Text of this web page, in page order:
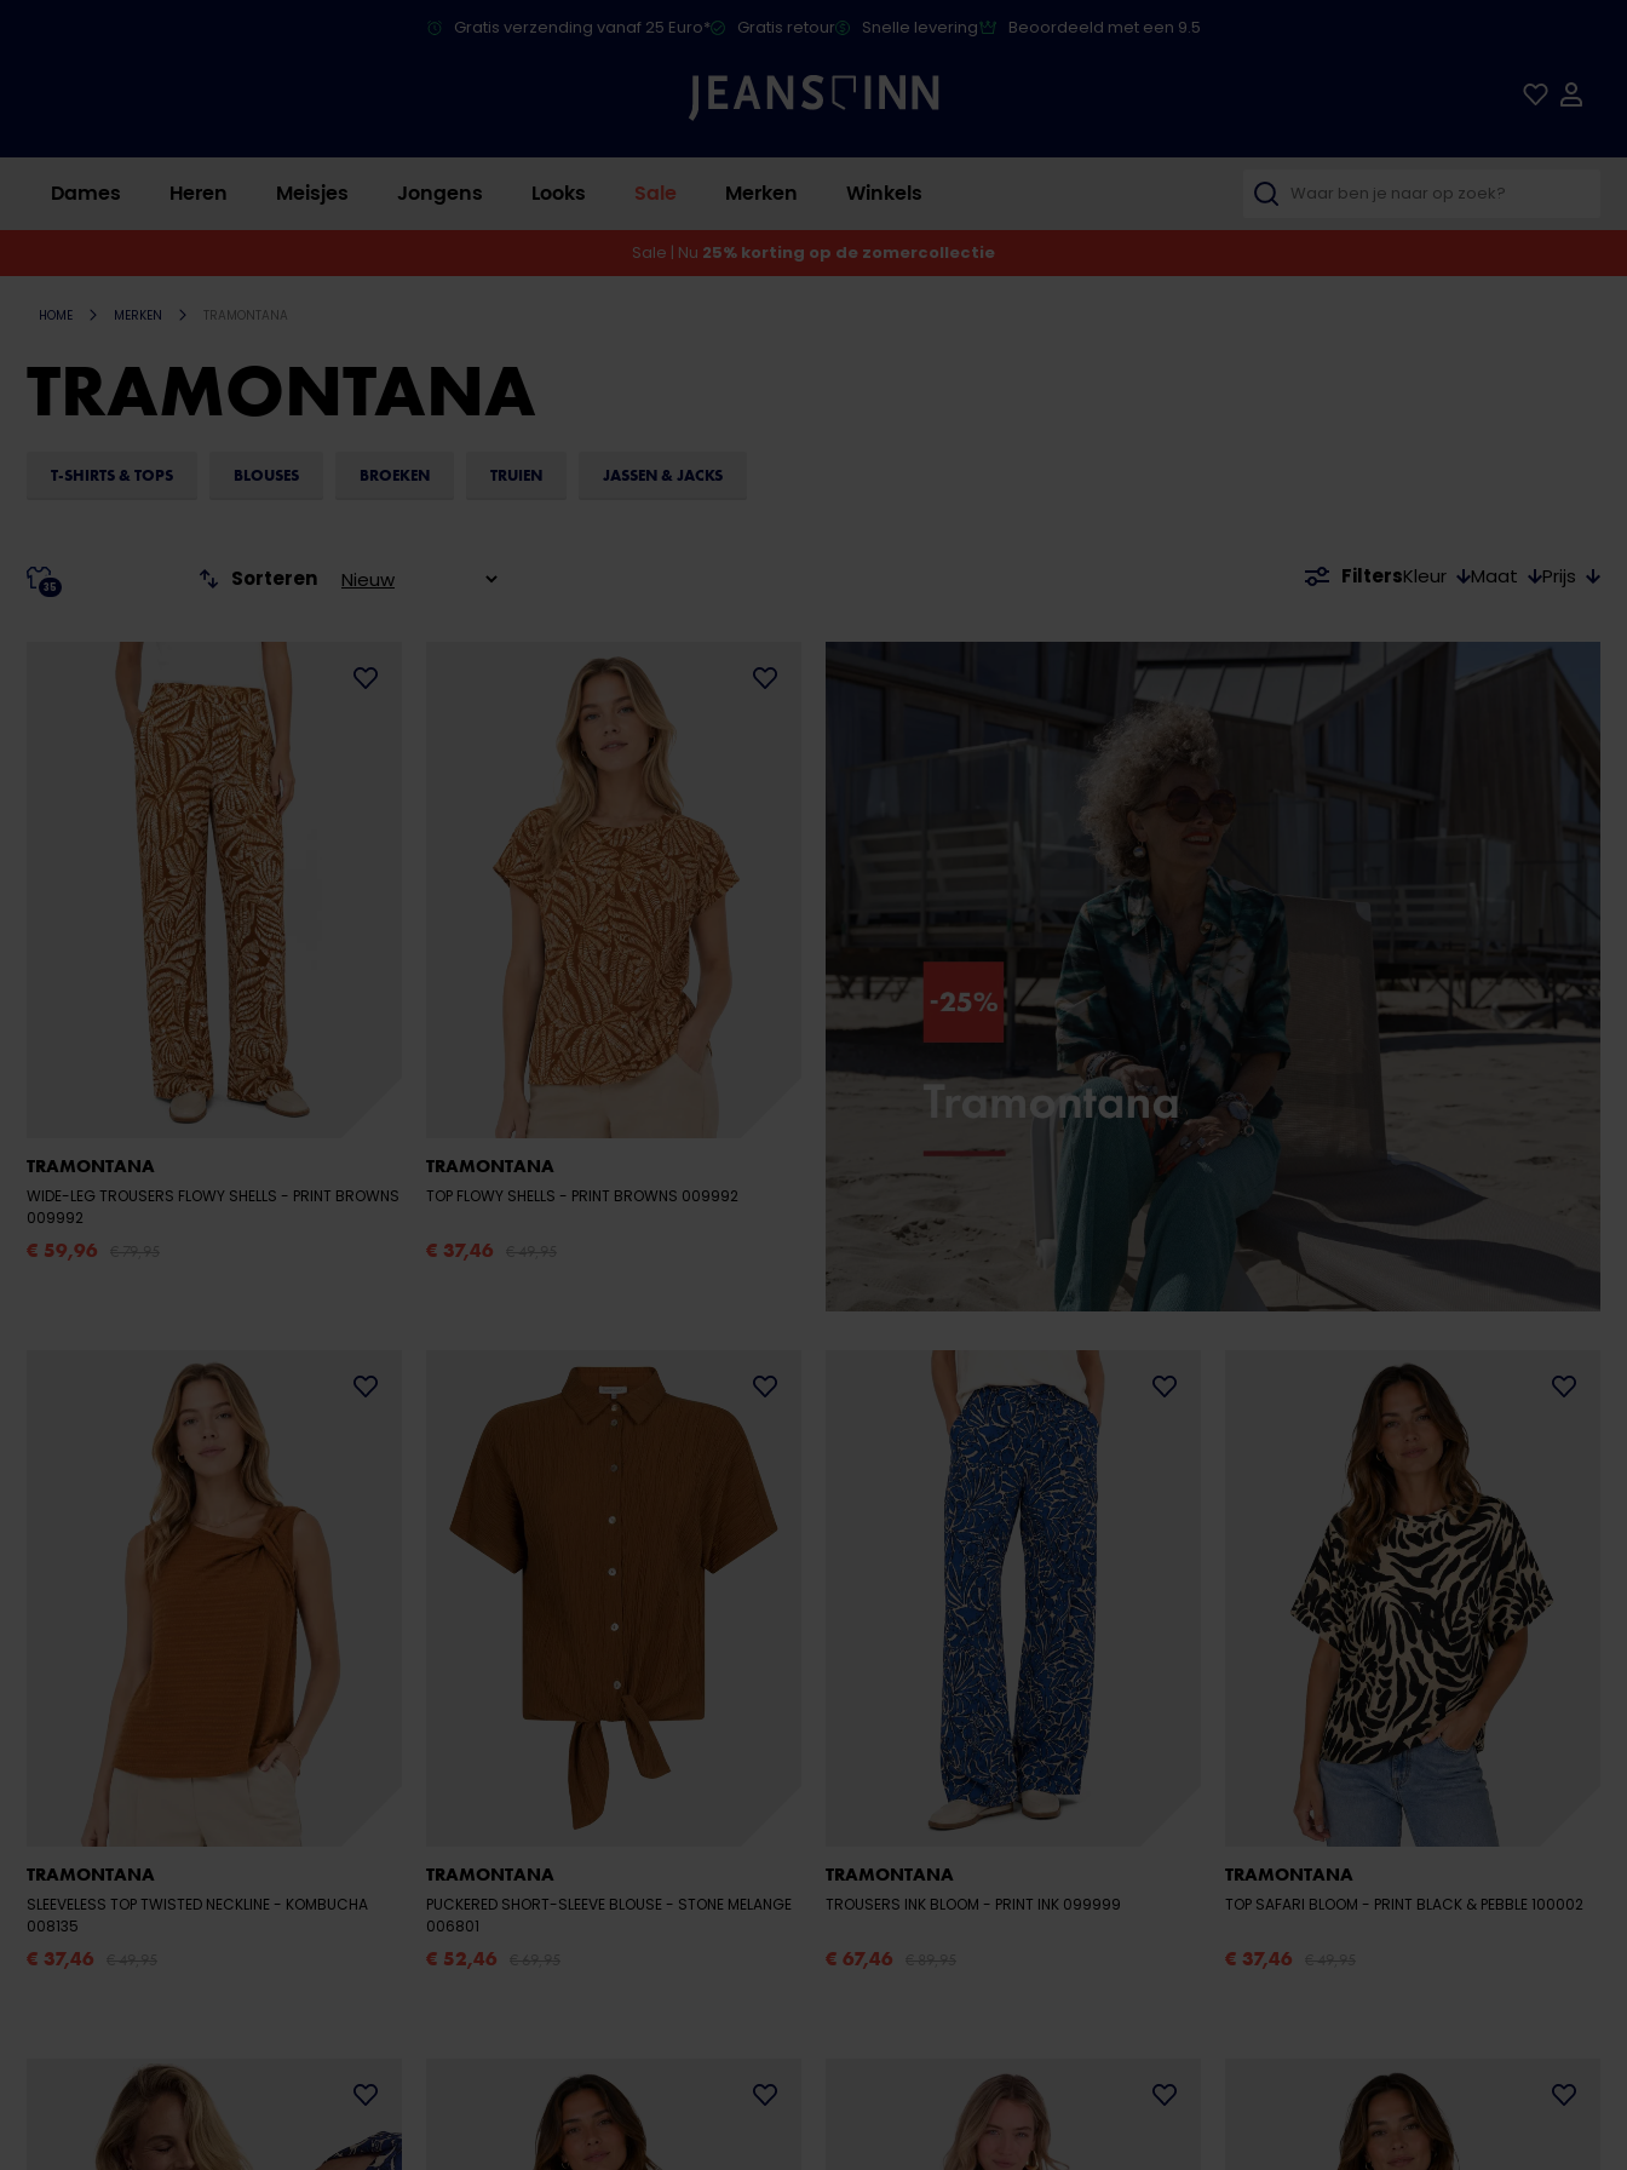
Gratis verzending vanaf 25 Euro* Gratis retour Snelle levering Beoordeeld met een 9.5
Dames Heren Meisjes Jongens Looks Sale Merken Winkels
Sale | Nu 25% korting op de zomercollectie
HOME MERKEN TRAMONTANA
TRAMONTANA
T-SHIRTS & TOPS BLOUSES BROEKEN TRUIEN JASSEN & JACKS
FiltersKleur Maat Prijs
35 Sorteren
TRAMONTANA
WIDE-LEG TROUSERS FLOWY SHELLS - PRINT BROWNS
009992
€ 59,96
TRAMONTANA
TOP FLOWY SHELLS - PRINT BROWNS 009992
€ 37,46
TRAMONTANA
SLEEVELESS TOP TWISTED NECKLINE - KOMBUCHA
008135
€ 37,46
TRAMONTANA
PUCKERED SHORT-SLEEVE BLOUSE - STONE MELANGE
006801
€ 52,46
TRAMONTANA
TROUSERS INK BLOOM - PRINT INK 099999
€ 67,46
TRAMONTANA
TOP SAFARI BLOOM - PRINT BLACK & PEBBLE 100002
€ 37,46